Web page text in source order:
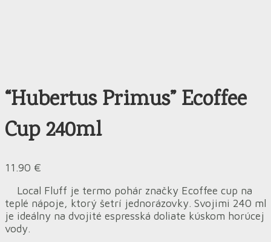
“Hubertus Primus” Ecoffee
Cup 240ml
11.90 €
Local Fluff je termo pohár značky Ecoffee cup na
teplé nápoje, ktorý šetrí jednorázovky. Svojimi 240 ml
je ideálny na dvojité espresská doliate kúskom horúcej
vody.